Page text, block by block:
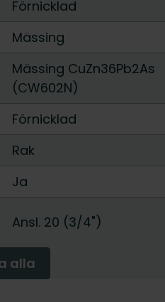
Förnicklad
Mässing
Mässing CuZn36Pb2As
(CW602N)
Förnicklad
Rak
Ja
Ansl. 20 (3/4")
alla